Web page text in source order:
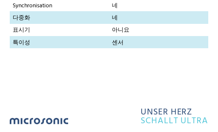
Synchronisation
네
다중화
네
표시기
아니요
특이성
센서
UNSER HERZ
SCHALLT ULTRA